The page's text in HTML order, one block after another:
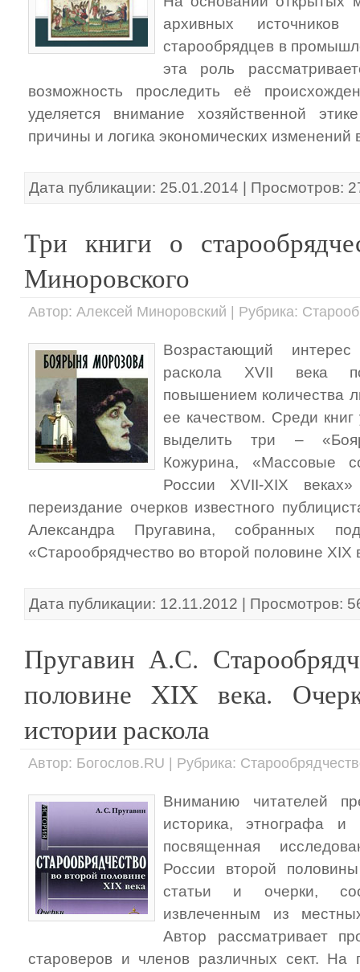
архивных
старообрядцев в
эта роль
возможность проследить её
уделяется внимание хозяйственной
причины и логика экономических изменений
Дата публикации: 25.01.2014 | Просмотров:
Три книги о
Миноровского
Автор: Алексей Миноровский | Рубрика:
Возрастающий
раскола XVII века
повышением количества
ее качеством. Среди
выделить три –
Кожурина, «Массовые
России XVII-XIX
переиздание очерков известного
Александра Пругавина, собранных
«Старообрядчество во второй половине XIX
Дата публикации: 12.11.2012 | Просмотров:
Пругавин А.С.
половине XIX века.
истории раскола
Автор: Богослов.RU | Рубрика:
Вниманию читателей
историка, этнографа и
посвященная
России второй
статьи и очерки,
извлеченным из
Автор рассматривает
староверов и членов различных сект. На